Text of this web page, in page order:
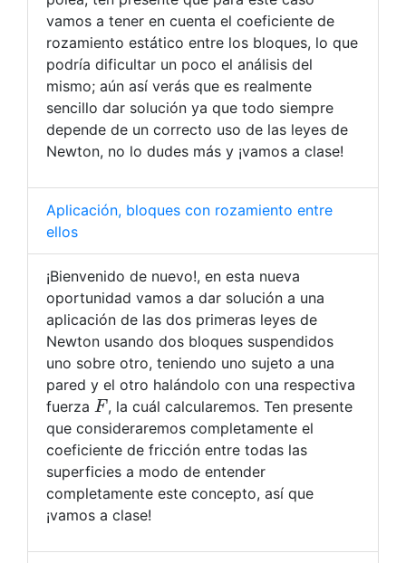
vamos a tener en cuenta el coeficiente de
rozamiento estático entre los bloques, lo que
podría dificultar un poco el análisis del
mismo; aún así verás que es realmente
sencillo dar solución ya que todo siempre
depende de un correcto uso de las leyes de
Newton, no lo dudes más y ¡vamos a clase!
Aplicación, bloques con rozamiento entre
ellos
¡Bienvenido de nuevo!, en esta nueva
oportunidad vamos a dar solución a una
aplicación de las dos primeras leyes de
Newton usando dos bloques suspendidos
uno sobre otro, teniendo uno sujeto a una
pared y el otro halándolo con una respectiva
fuerza F, la cuál calcularemos. Ten presente
que consideraremos completamente el
coeficiente de fricción entre todas las
superficies a modo de entender
completamente este concepto, así que
¡vamos a clase!